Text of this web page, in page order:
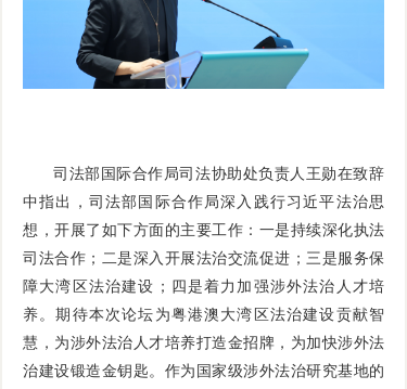
司法部国际合作局司法协助处负责人王勋在致辞
中指出，司法部国际合作局深入践行习近平法治思
想，开展了如下方面的主要工作：一是持续深化执法
司法合作；二是深入开展法治交流促进；三是服务保
障大湾区法治建设；四是着力加强涉外法治人才培
养。期待本次论坛为粤港澳大湾区法治建设贡献智
慧，为涉外法治人才培养打造金招牌，为加快涉外法
治建设锻造金钥匙。作为国家级涉外法治研究基地的